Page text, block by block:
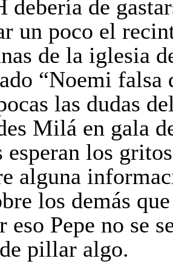
debería de
un poco el
de la iglesia
“Noemi
las dudas
Milá en gala
esperan los
alguna
los demás
eso Pepe no se
pillar algo.